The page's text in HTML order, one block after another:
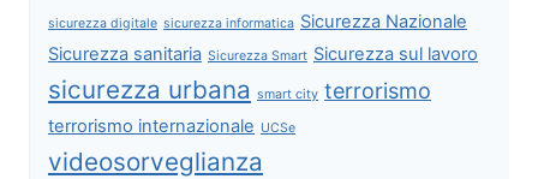
sicurezza digitale sicurezza informatica Sicurezza Nazionale
Sicurezza sanitaria Sicurezza Smart Sicurezza sul lavoro
sicurezza urbana smart city terrorismo
terrorismo internazionale UCSe
videosorveglianza